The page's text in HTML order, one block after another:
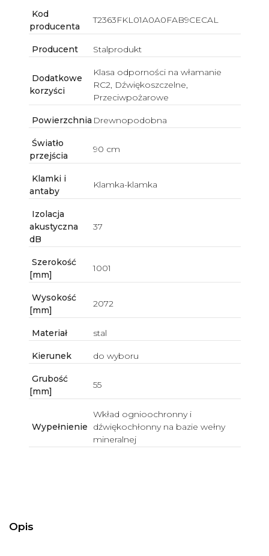
Kod
producenta
T2363FKL01A0A0FAB9CECAL
Producent Stalprodukt
Dodatkowe
korzyści
Klasa odporności na włamanie
RC2, Dźwiękoszczelne,
Przeciwpożarowe
Powierzchnia Drewnopodobna
Światło
przejścia
90 cm
Klamki i
antaby
Klamka-klamka
Izolacja
akustyczna
dB
37
Szerokość
[mm]
1001
Wysokość
[mm]
2072
Materiał stal
Kierunek do wyboru
Grubość
[mm]
55
Wypełnienie
Wkład ognioochronny i
dźwiękochłonny na bazie wełny
mineralnej
Opis